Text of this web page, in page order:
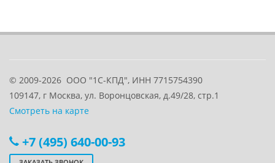
© 2009-2026 ООО "1С-КПД", ИНН 7715754390
109147, г Москва, ул. Воронцовская, д.49/28, стр.1
Смотреть на карте
+7 (495) 640-00-93